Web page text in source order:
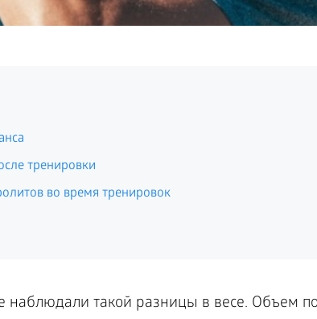
тренировки
во время тренировок
такой разницы в весе. Объем